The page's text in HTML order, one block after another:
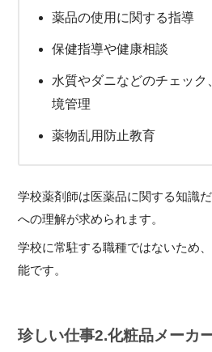
薬品の使用に関する指導
保健指導や健康相談
水質やダニなどのチェック
境管理
薬物乱用防止教育
学校薬剤師は医薬品に関する知識
への理解が求められます。
学校に常駐する職種ではないため
能です。
珍しい仕事2.化粧品メーカ